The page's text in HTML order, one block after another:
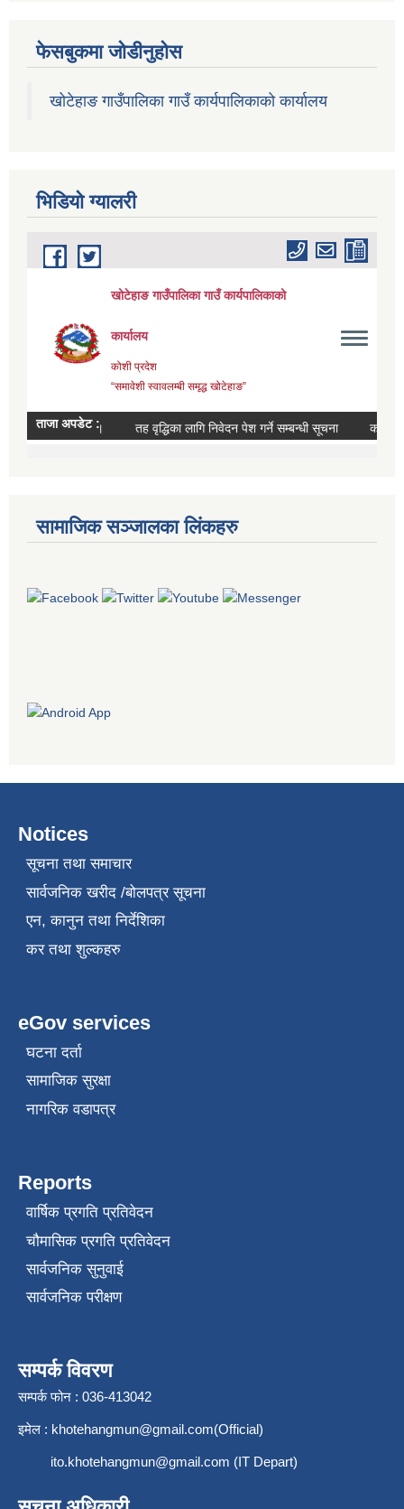
फेसबुकमा जोडीनुहोस
खोटेहाङ गाउँपालिका गाउँ कार्यपालिकाको कार्यालय
भिडियाे ग्यालरी
सामाजिक सञ्जालका लिंकहरु
Notices
सूचना तथा समाचार
सार्वजनिक खरीद /बोलपत्र सूचना
एन, कानुन तथा निर्देशिका
कर तथा शुल्कहरु
eGov services
घटना दर्ता
सामाजिक सुरक्षा
नागरिक वडापत्र
Reports
वार्षिक प्रगति प्रतिवेदन
चौमासिक प्रगति प्रतिवेदन
सार्वजनिक सुनुवाई
सार्वजनिक परीक्षण
सम्पर्क विवरण
सम्पर्क फोन : 036-413042
इमेल : khotehangmun@gmail.com(Official)
ito.khotehangmun@gmail.com (IT Depart)